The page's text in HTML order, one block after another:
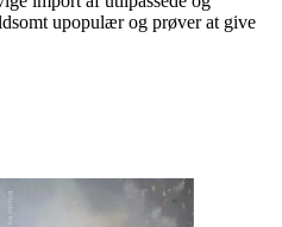
upopulær og prøver at give